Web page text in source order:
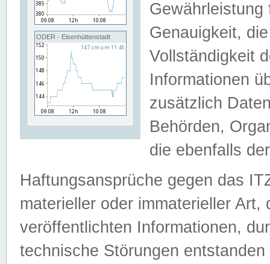
ODER - Eisenhüttenstadt
Genauigkeit,
Vollständigkeit
Informationen
zusätzlich
Behörden,
die ebenfalls
Haftungsansprüche gegen das
materieller oder immaterieller
veröffentlichten Informationen,
technische Störungen